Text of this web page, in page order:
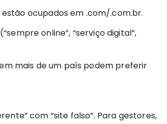
ocupados em .com/.com.br.
online”, “serviço digital”,
mais de um país podem preferir
com “site falso”. Para gestores,